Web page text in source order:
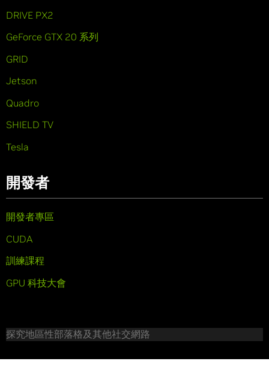
DRIVE PX2
GeForce GTX 20 系列
GRID
Jetson
Quadro
SHIELD TV
Tesla
開發者
開發者專區
CUDA
訓練課程
GPU 科技大會
探究地區性部落格及其他社交網路